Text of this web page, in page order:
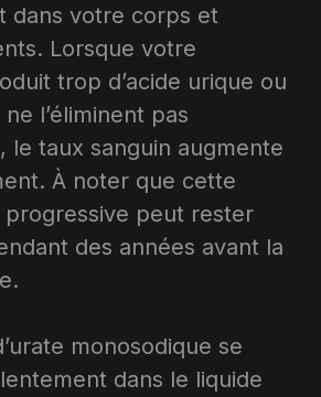
dans votre corps et
Lorsque votre
trop d’acide urique ou
l’éliminent pas
le taux sanguin augmente
À noter que cette
progressive peut rester
des années avant la
monosodique se
dans le liquide